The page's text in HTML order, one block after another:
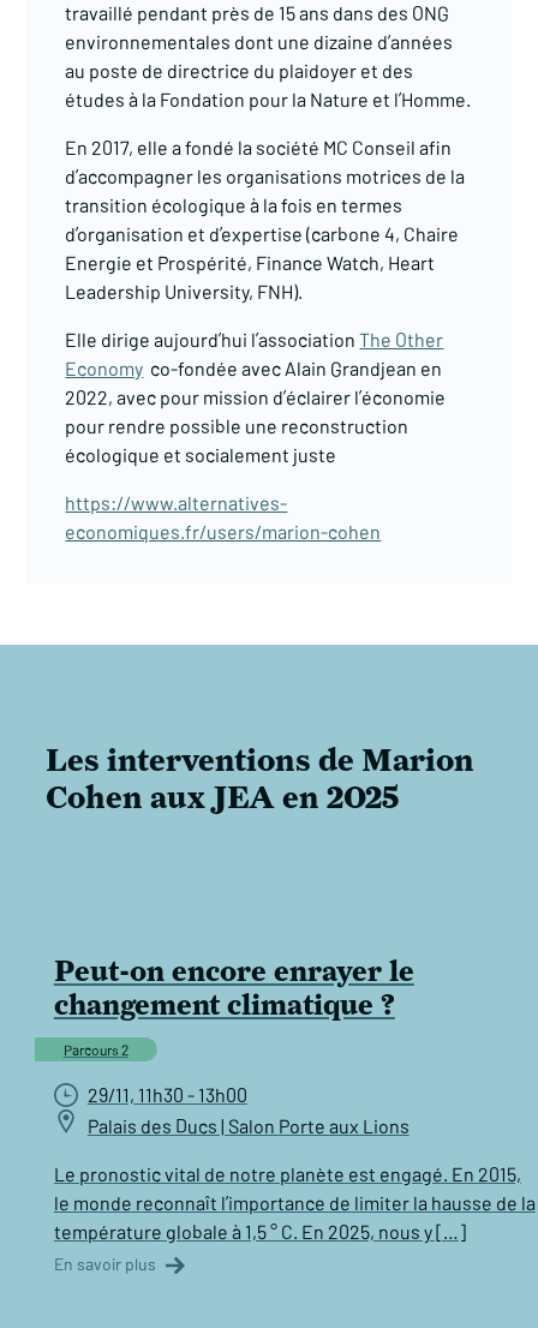
travaillé pendant près de 15 ans dans des ONG
environnementales dont une dizaine d’années
au poste de directrice du plaidoyer et des
études à la Fondation pour la Nature et l’Homme.
En 2017, elle a fondé la société MC Conseil afin
d’accompagner les organisations motrices de la
transition écologique à la fois en termes
d’organisation et d’expertise (carbone 4, Chaire
Energie et Prospérité, Finance Watch, Heart
Leadership University, FNH).
Elle dirige aujourd’hui l’associationThe Other
Economy co-fondée avec Alain Grandjean en
2022, avec pour mission d’éclairer l’économie
pour rendre possible une reconstruction
écologique et socialement juste
https://www.alternatives-
economiques.fr/users/marion-cohen
Les interventions de Marion
Cohen aux JEA en 2025
Peut-on encore enrayer le
changement climatique ?
Parcours 2
29/11, 11h30 - 13h00
Palais des Ducs | Salon Porte aux Lions
Le pronostic vital de notre planète est engagé. En 2015,
le monde reconnaît l’importance de limiter la hausse de la
température globale à 1,5 ° C. En 2025, nous y […]
En savoir plus